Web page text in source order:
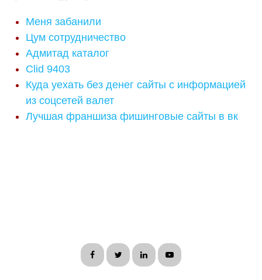
Меня забанили
Цум сотрудничество
Адмитад каталог
Clid 9403
Куда уехать без денег сайты с информацией
из соцсетей валет
Лучшая франшиза фишинговые сайты в вк